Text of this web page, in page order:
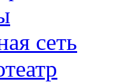
сеть